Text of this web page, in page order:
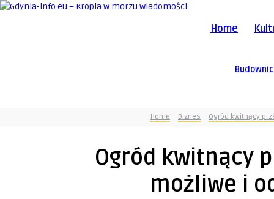
Home
Home Biznes Ogród kwitnący
Ogród kwitnący
możliwe i